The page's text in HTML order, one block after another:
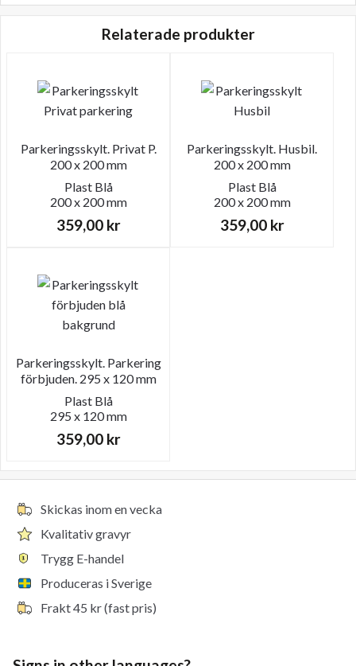
Relaterade produkter
Parkeringsskylt. Privat P.
200 x 200 mm
Plast Blå
200 x 200 mm
359,00 kr
Parkeringsskylt. Husbil.
200 x 200 mm
Plast Blå
200 x 200 mm
359,00 kr
Parkeringsskylt. Parkering
förbjuden. 295 x 120 mm
Plast Blå
295 x 120 mm
359,00 kr
Skickas inom en vecka
Kvalitativ gravyr
Trygg E-handel
Produceras i Sverige
Frakt 45 kr (fast pris)